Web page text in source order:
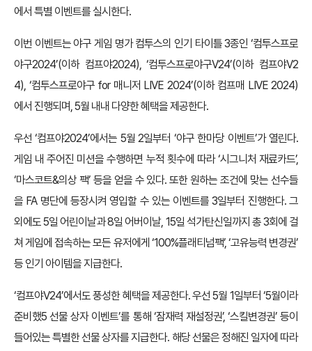
에서 특별 이벤트를 실시한다.
이번 이벤트는 야구 게임 명가 컴투스의 인기 타이틀 3종인 ‘컴투스프로
야구2024’(이하 컴프야2024), ‘컴투스프로야구V24’(이하 컴프야V2
4), ‘컴투스프로야구 for 매니저 LIVE 2024’(이하 컴프매 LIVE 2024)
에서 진행되며, 5월 내내 다양한 혜택을 제공한다.
우선 ‘컴프야2024’에서는 5월 2일부터 ‘야구 한마당 이벤트’가 열린다.
게임 내 주어진 미션을 수행하면 누적 횟수에 따라 ‘시그니처 재료카드’,
‘마스코트&의상 팩’ 등을 얻을 수 있다. 또한 원하는 조건에 맞는 선수들
을 FA 명단에 등장시켜 영입할 수 있는 이벤트를 3일부터 진행한다. 그
외에도 5일 어린이날과 8일 어버이날, 15일 석가탄신일까지 총 3회에 걸
쳐 게임에 접속하는 모든 유저에게 ‘100%플래티넘팩’, ‘고유능력 변경권’
등 인기 아이템을 지급한다.
‘컴프야V24’에서도 풍성한 혜택을 제공한다. 우선 5월 1일부터 ‘5월이라
준비했5 선물 상자 이벤트’를 통해 ‘잠재력 재설정권’, ‘스킬변경권’ 등이
들어있는 특별한 선물 상자를 지급한다. 해당 선물은 정해진 일자에 따라